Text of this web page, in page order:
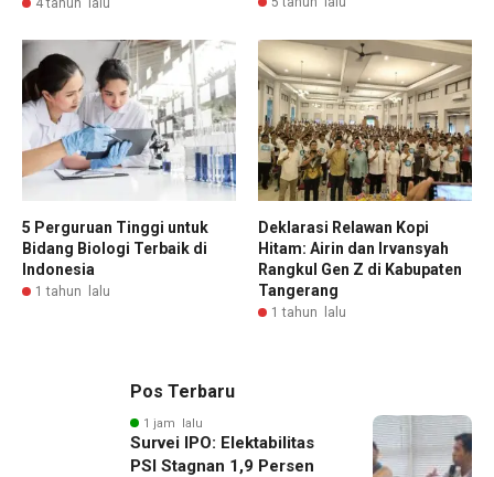
4 tahun lalu
5 Perguruan Tinggi untuk
Bidang Biologi Terbaik di
Indonesia
1 tahun lalu
Deklarasi Relawan Kopi
Hitam: Airin dan Irvansyah
Rangkul Gen Z di Kabupaten
Tangerang
1 tahun lalu
Pos Terbaru
1 jam lalu
Survei IPO: Elektabilitas
PSI Stagnan 1,9 Persen